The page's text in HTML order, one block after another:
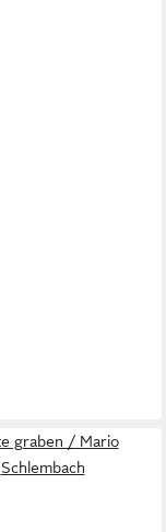
graben / Mario
Schlembach